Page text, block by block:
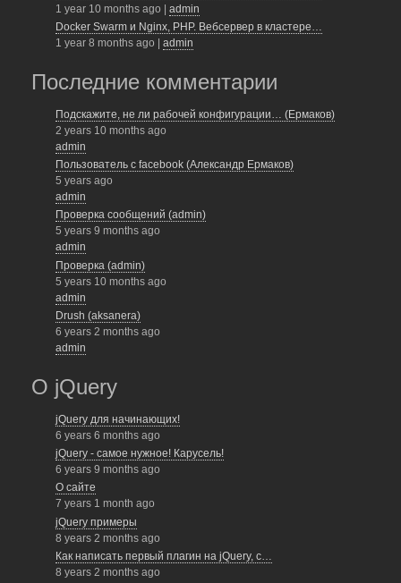
1 year 10 months ago
admin
Docker Swarm и Nginx, PHP. Вебсервер в кластере…
1 year 8 months ago
admin
Последние комментарии
Подскажите, не ли рабочей конфигурации… (Ермаков)
2 years 10 months ago
admin
Пользователь с facebook (Александр Ермаков)
5 years ago
admin
Проверка сообщений (admin)
5 years 9 months ago
admin
Проверка (admin)
5 years 10 months ago
admin
Drush (aksanera)
6 years 2 months ago
admin
О jQuery
jQuery для начинающих!
6 years 6 months ago
jQuery - самое нужное! Карусель!
6 years 9 months ago
О сайте
7 years 1 month ago
jQuery примеры
8 years 2 months ago
Как написать первый плагин на jQuery, с…
8 years 2 months ago